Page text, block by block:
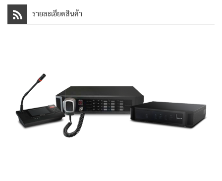
รายละเอียดสินค้า